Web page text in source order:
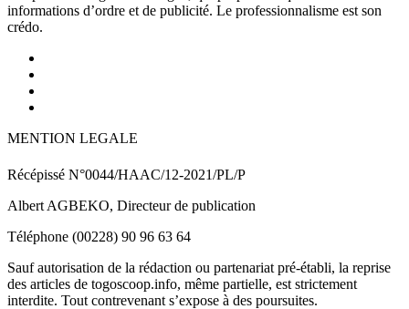
informations d’ordre et de publicité. Le professionnalisme est son
crédo.
MENTION LEGALE
Récépissé N°0044/HAAC/12-2021/PL/P
Albert AGBEKO, Directeur de publication
Téléphone (00228) 90 96 63 64
Sauf autorisation de la rédaction ou partenariat pré-établi, la reprise
des articles de togoscoop.info, même partielle, est strictement
interdite. Tout contrevenant s’expose à des poursuites.